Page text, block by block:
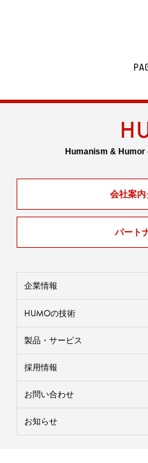
Humanism & Humor
会社案内
パート
企業情報
HUMOの技術
製品・サービス
採用情報
お問い合わせ
お知らせ